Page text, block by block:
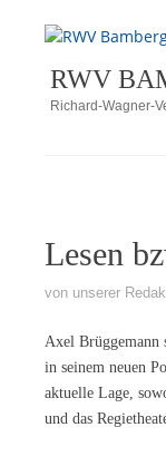
Zum
springen
RWV
Richard-Wagner-
Lesen
von unserer
Axel Brüg­ge­mann
in sei­nem neu­en
ak­tu­el­le Lage,
und das